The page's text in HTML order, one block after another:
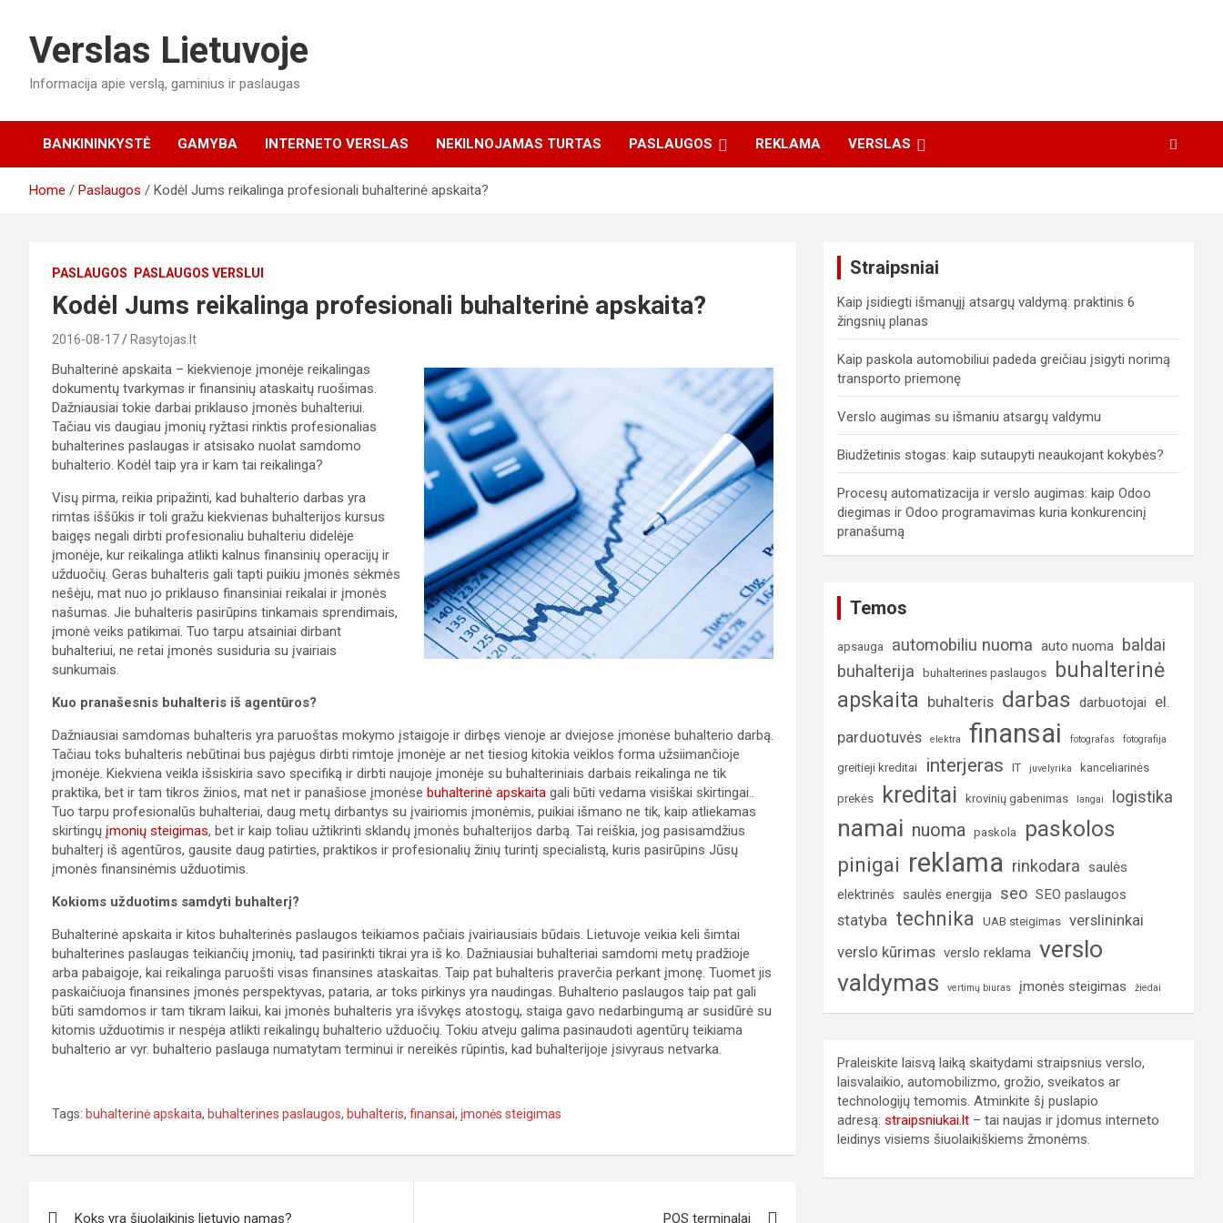
contentVerslas Lietuvoje
Informacija apie verslą, gaminius ir paslaugas
BANKININKYSTĖ GAMYBA INTERNETO VERSLAS NEKILNOJAMAS TURTAS PASLAUGOS REKLAMA VERSLAS
Home Paslaugos Kodėl Jums reikalinga profesionali buhalterinė apskaita?
PASLAUGOS PASLAUGOS VERSLUI
Kodėl Jums reikalinga profesionali buhalterinė apskaita?
2016-08-17 Rasytojas.lt
Buhalterinė apskaita – kiekvienoje įmonėje reikalingas
dokumentų tvarkymas ir finansinių ataskaitų ruošimas.
Dažniausiai tokie darbai priklauso įmonės buhalteriui.
Tačiau vis daugiau įmonių ryžtasi rinktis profesionalias
buhalterines paslaugas ir atsisako nuolat samdomo
buhalterio. Kodėl taip yra ir kam tai reikalinga?
Visų pirma, reikia pripažinti, kad buhalterio darbas yra
rimtas iššūkis ir toli gražu kiekvienas buhalterijos kursus
baigęs negali dirbti profesionaliu buhalteriu didelėje
įmonėje, kur reikalinga atlikti kalnus finansinių operacijų ir
užduočių. Geras buhalteris gali tapti puikiu įmonės sėkmės
nešėju, mat nuo jo priklauso finansiniai reikalai ir įmonės
našumas. Jie buhalteris pasirūpins tinkamais sprendimais,
įmonė veiks patikimai. Tuo tarpu atsainiai dirbant
buhalteriui, ne retai įmonės susiduria su įvairiais
sunkumais.
Kuo pranašesnis buhalteris iš agentūros?
Dažniausiai samdomas buhalteris yra paruoštas mokymo įstaigoje ir dirbęs vienoje ar dviejose įmonėse buhalterio darbą.
Tačiau toks buhalteris nebūtinai bus pajėgus dirbti rimtoje įmonėje ar net tiesiog kitokia veiklos forma užsiimančioje
įmonėje. Kiekviena veikla išsiskiria savo specifiką ir dirbti naujoje įmonėje su buhalteriniais darbais reikalinga ne tik
praktika, bet ir tam tikros žinios, mat net ir panašiose įmonėse buhalterinė apskaita gali būti vedama visiškai skirtingai..
Tuo tarpu profesionalūs buhalteriai, daug metų dirbantys su įvairiomis įmonėmis, puikiai išmano ne tik, kaip atliekamas
skirtingų įmonių steigimas, bet ir kaip toliau užtikrinti sklandų įmonės buhalterijos darbą. Tai reiškia, jog pasisamdžius
buhalterį iš agentūros, gausite daug patirties, praktikos ir profesionalių žinių turintį specialistą, kuris pasirūpins Jūsų
įmonės finansinėmis užduotimis.
Kokioms užduotims samdyti buhalterį?
Buhalterinė apskaita ir kitos buhalterinės paslaugos teikiamos pačiais įvairiausiais būdais. Lietuvoje veikia keli šimtai
buhalterines paslaugas teikiančių įmonių, tad pasirinkti tikrai yra iš ko. Dažniausiai buhalteriai samdomi metų pradžioje
arba pabaigoje, kai reikalinga paruošti visas finansines ataskaitas. Taip pat buhalteris praverčia perkant įmonę. Tuomet jis
paskaičiuoja finansines įmonės perspektyvas, pataria, ar toks pirkinys yra naudingas. Buhalterio paslaugos taip pat gali
būti samdomos ir tam tikram laikui, kai įmonės buhalteris yra išvykęs atostogų, staiga gavo nedarbingumą ar susidūrė su
kitomis užduotimis ir nespėja atlikti reikalingų buhalterio užduočių. Tokiu atveju galima pasinaudoti agentūrų teikiama
buhalterio ar vyr. buhalterio paslauga numatytam terminui ir nereikės rūpintis, kad buhalterijoje įsivyraus netvarka.
Tags: buhalterinė apskaita, buhalterines paslaugos, buhalteris, finansai, įmonės steigimas
Koks yra šiuolaikinis lietuvio namas? POS terminalai
Straipsniai
Kaip įsidiegti išmanųjį atsargų valdymą: praktinis 6
žingsnių planas
Kaip paskola automobiliui padeda greičiau įsigyti norimą
transporto priemonę
Verslo augimas su išmaniu atsargų valdymu
Biudžetinis stogas: kaip sutaupyti neaukojant kokybės?
Procesų automatizacija ir verslo augimas: kaip Odoo
diegimas ir Odoo programavimas kuria konkurencinį
pranašumą
Temos
apsauga automobiliu nuoma auto nuoma
baldai
buhalterija
buhalterines paslaugos
buhalterinė
apskaita buhalteris darbas darbuotojai el.
parduotuvės elektra finansai fotografas fotografija
greitieji kreditai interjeras IT juvelyrika kanceliarinės
prekės kreditai krovinių gabenimas langai logistika
namai nuoma paskola paskolos
pinigai reklama rinkodara
saulės
elektrinės
saulės energija seo SEO paslaugos
statyba technika UAB steigimas
verslininkai
verslo kūrimas verslo reklama verslo
valdymas
vertimų biuras įmonės steigimas žiedai
Praleiskite laisvą laiką skaitydami straipsnius verslo,
laisvalaikio, automobilizmo, grožio, sveikatos ar
technologijų temomis. Atminkite šį puslapio
adresą:straipsniukai.lt – tai naujas ir įdomus interneto
leidinys visiems šiuolaikiškiems žmonėms.